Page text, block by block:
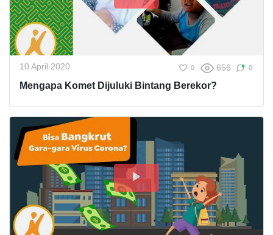
10 April 2020 0 656 0
Mengapa Komet Dijuluki Bintang Berekor?